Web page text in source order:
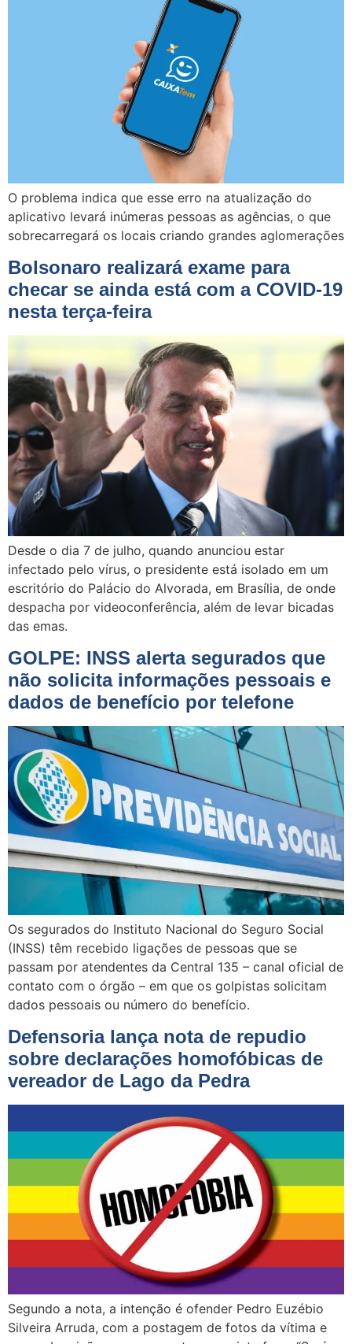
O problema indica que esse erro na atualização do
aplicativo levará inúmeras pessoas as agências, o que
sobrecarregará os locais criando grandes aglomerações
Bolsonaro realizará exame para
checar se ainda está com a COVID-19
nesta terça-feira
Desde o dia 7 de julho, quando anunciou estar
infectado pelo vírus, o presidente está isolado em um
escritório do Palácio do Alvorada, em Brasília, de onde
despacha por videoconferência, além de levar bicadas
das emas.
GOLPE: INSS alerta segurados que
não solicita informações pessoais e
dados de benefício por telefone
Os segurados do Instituto Nacional do Seguro Social
(INSS) têm recebido ligações de pessoas que se
passam por atendentes da Central 135 – canal oficial de
contato com o órgão – em que os golpistas solicitam
dados pessoais ou número do benefício.
Defensoria lança nota de repudio
sobre declarações homofóbicas de
vereador de Lago da Pedra
Segundo a nota, a intenção é ofender Pedro Euzébio
Silveira Arruda, com a postagem de fotos da vítima e